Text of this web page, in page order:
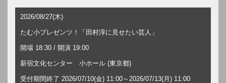
2026/08/27(木)
たむ小プレゼンツ！「田村淳に見せたい芸人」
開場 18:30 / 開演 19:00
新宿文化センター 小ホール (東京都)
受付期間終了 2026/07/10(金) 11:00～2026/07/13(月) 11:00